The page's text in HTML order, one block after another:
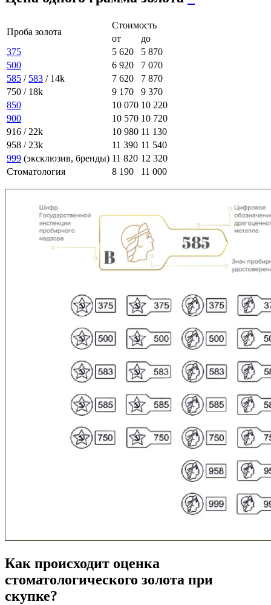
Проба золота
Стоимость
от
до
375
5 620
5 870
500
6 920
7 070
585 / 583 / 14k 7 620
7 870
750 / 18k
9 170
9 370
850
10 070 10 220
900
10 570 10 720
916 / 22k
10 980 11 130
958 / 23k
11 390 11 540
999 (эксклюзив, бренды) 11 820 12 320
Стоматология
8 190 11 000
Как происходит оценка
стоматологического золота при
скупке?